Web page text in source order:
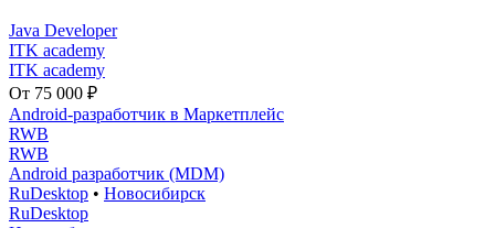
Java Developer
ITK academy
ITK academy
От 75 000 ₽
Android-разработчик в Маркетплейс
RWB
RWB
Android разработчик (MDM)
RuDesktop • Новосибирск
RuDesktop